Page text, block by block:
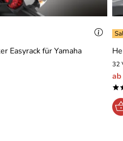
Easyrack für Yamaha
32